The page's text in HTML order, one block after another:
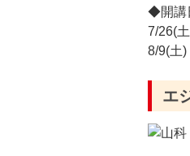
◆開講
7/26(
8/9(土)
エ